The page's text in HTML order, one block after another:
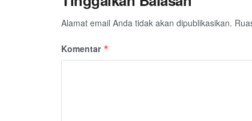
Alamat email Anda tidak akan dipublikasikan.
Komentar *